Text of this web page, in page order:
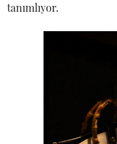
tanımlıyor.